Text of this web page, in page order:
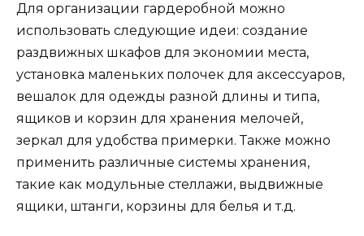
Для организации гардеробной можно
использовать следующие идеи: создание
раздвижных шкафов для экономии места,
установка маленьких полочек для аксессуаров,
вешалок для одежды разной длины и типа,
ящиков и корзин для хранения мелочей,
зеркал для удобства примерки. Также можно
применить различные системы хранения,
такие как модульные стеллажи, выдвижные
ящики, штанги, корзины для белья и т.д.